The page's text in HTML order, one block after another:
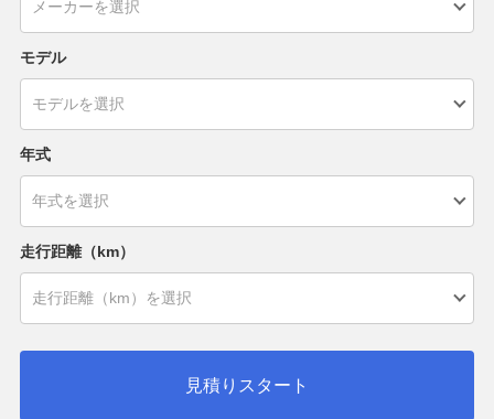
モデル
年式
走行距離（km）
見積りスタート